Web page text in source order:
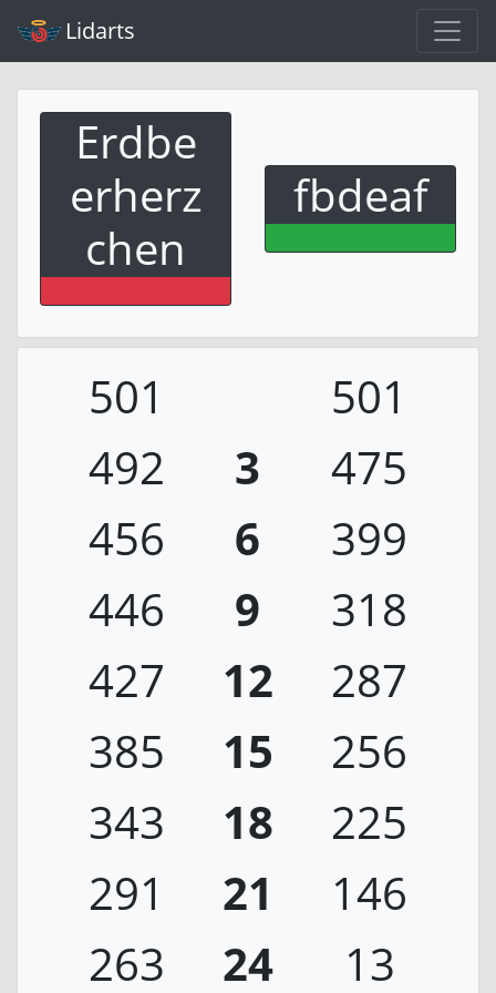
Lidarts
Erdbe
erherz
chen
fbdeaf
501
501
492
3
475
456
6
399
446
9
318
427
12
287
385
15
256
343
18
225
291
21
146
263
24 13